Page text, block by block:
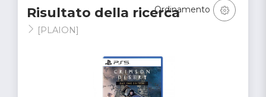
Risultato della ricerca
[PLAION]
Ordinamento